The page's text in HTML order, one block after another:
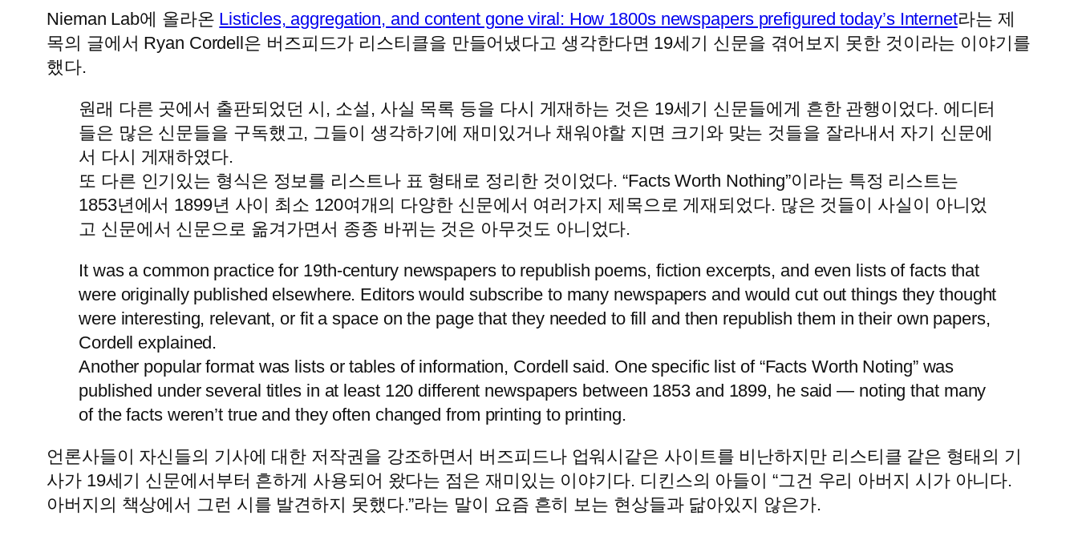
Nieman Lab에 올라온 Listicles, aggregation, and content gone viral: How 1800s newspapers prefigured today’s Internet라는 제
목의 글에서 Ryan Cordell은 버즈피드가 리스티클을 만들어냈다고 생각한다면 19세기 신문을 겪어보지 못한 것이라는 이야기를
했다.
원래 다른 곳에서 출판되었던 시, 소설, 사실 목록 등을 다시 게재하는 것은 19세기 신문들에게 흔한 관행이었다. 에디터
들은 많은 신문들을 구독했고, 그들이 생각하기에 재미있거나 채워야할 지면 크기와 맞는 것들을 잘라내서 자기 신문에
서 다시 게재하였다.
또 다른 인기있는 형식은 정보를 리스트나 표 형태로 정리한 것이었다. “Facts Worth Nothing”이라는 특정 리스트는
1853년에서 1899년 사이 최소 120여개의 다양한 신문에서 여러가지 제목으로 게재되었다. 많은 것들이 사실이 아니었
고 신문에서 신문으로 옮겨가면서 종종 바뀌는 것은 아무것도 아니었다.
It was a common practice for 19th-century newspapers to republish poems, fiction excerpts, and even lists of facts that
were originally published elsewhere. Editors would subscribe to many newspapers and would cut out things they thought
were interesting, relevant, or fit a space on the page that they needed to fill and then republish them in their own papers,
Cordell explained.
Another popular format was lists or tables of information, Cordell said. One specific list of “Facts Worth Noting” was
published under several titles in at least 120 different newspapers between 1853 and 1899, he said — noting that many
of the facts weren’t true and they often changed from printing to printing.
언론사들이 자신들의 기사에 대한 저작권을 강조하면서 버즈피드나 업워시같은 사이트를 비난하지만 리스티클 같은 형태의 기
사가 19세기 신문에서부터 흔하게 사용되어 왔다는 점은 재미있는 이야기다. 디킨스의 아들이 “그건 우리 아버지 시가 아니다.
아버지의 책상에서 그런 시를 발견하지 못했다.”라는 말이 요즘 흔히 보는 현상들과 닮아있지 않은가.